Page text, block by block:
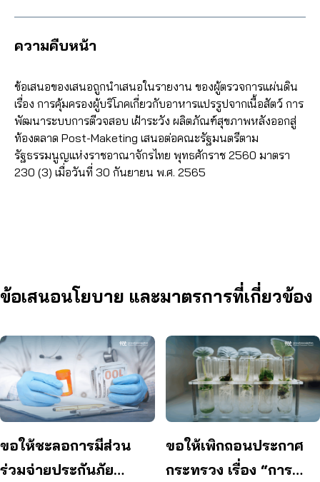
ความคืบหน้า
ข้อเสนอของเสนอถูกนำเสนอในรายงาน ของผู้ตรวจการแผ่นดิน
เรื่อง การคุ้มครองผู้บริโภคเกี่ยวกับอาหารแปรรูปจากเนื้อสัตว์ การ
พัฒนาระบบการตีวจสอบ เฝ้าระวัง ผลิตภัณฑ์สุขภาพหลังออกสู่
ท้องตลาด Post-Maketing เสนอต่อคณะรัฐมนตรีตาม
รัฐธรรมนูญแห่งราชอาณาจักรไทย พุทธศักราช 2560 มาตรา
230 (3) เมื่อวันที่ 30 กันยายน พ.ศ. 2565
ข้อเสนอนโยบาย และมาตรการที่เกี่ยวข้อง
ขอให้ชะลอการมีส่วน
ร่วมจ่ายประกันภัย
ขอให้เพิกถอนประกาศ
กระทรวง เรื่อง “การ